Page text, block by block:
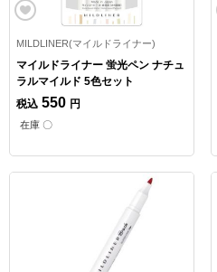
MILDLINER(マイルドライナー)
マイルドライナー 蛍光ペン ナチュ
ラルマイルド 5色セット
税込 550 円
在庫 〇